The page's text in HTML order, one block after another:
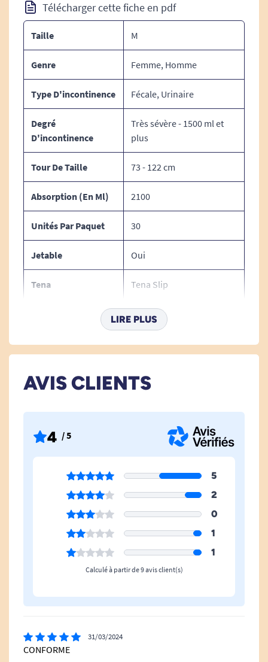
Demandez un échantillon :
cliquez-ici. Vous pouvez commander 1
échantillon par modèle et jusqu'à 3 échantillons
par commande.
Voir tous les produits Tena.
Voir tous les produits Tena Slip.
Voir tous les produits pour m'aider à gérer mes
problèmes d'incontinence.
Télécharger cette fiche en pdf
Taille M
Genre Femme, Homme
Type D'incontinence Fécale, Urinaire
Degré
D'incontinence
Très sévère - 1500 ml et
plus
Tour De Taille 73 - 122 cm
Absorption (en Ml) 2100
Unités Par Paquet 30
Jetable Oui
Tena Tena Slip
Taille M
Type De Change Change complet
D'humidité
Taille Incontinence
LIRE PLUS
AVIS CLIENTS
4 / 5
5
2
0
1
1
Calculé à partir de 9 avis client(s)
31/03/2024
CONFORME